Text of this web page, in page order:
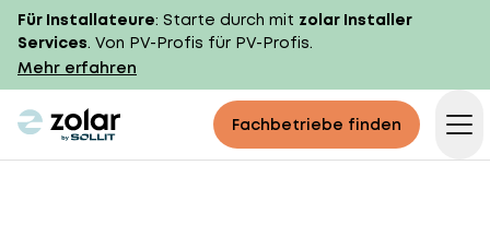
Für Installateure: Starte durch mit zolar Installer
Services. Von PV-Profis für PV-Profis.
Mehr erfahren
zolar logo Fachbetriebe finden